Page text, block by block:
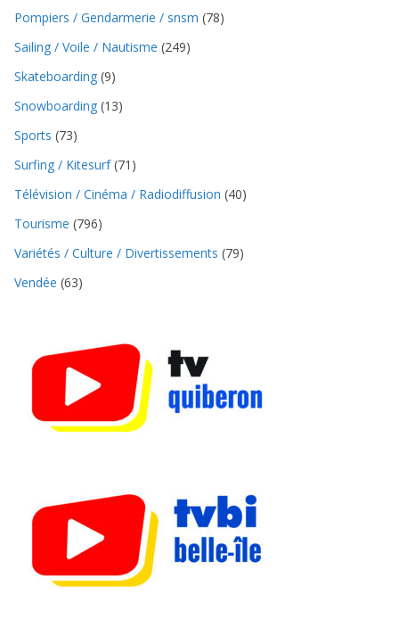
Pompiers / Gendarmerie / snsm (78)
Sailing / Voile / Nautisme (249)
Skateboarding (9)
Snowboarding (13)
Sports (73)
Surfing / Kitesurf (71)
Télévision / Cinéma / Radiodiffusion (40)
Tourisme (796)
Variétés / Culture / Divertissements (79)
Vendée (63)